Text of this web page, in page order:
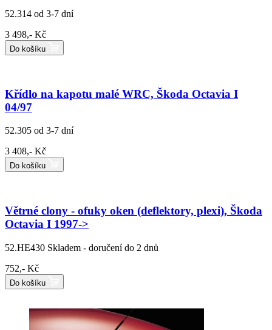
52.314 od 3-7 dní
3 498,- Kč
Do košíku
Křídlo na kapotu malé WRC, Škoda Octavia I
04/97
52.305 od 3-7 dní
3 408,- Kč
Do košíku
Větrné clony - ofuky oken (deflektory, plexi), Škoda
Octavia I 1997->
52.HE430 Skladem - doručení do 2 dnů
752,- Kč
Do košíku